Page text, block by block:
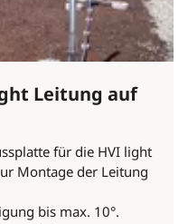
Leitung auf
für die HVI light
Montage der Leitung
bis max. 10°.